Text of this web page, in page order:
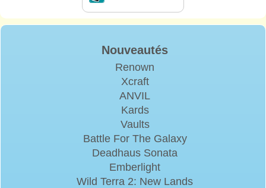
Nouveautés
Renown
Xcraft
ANVIL
Kards
Vaults
Battle For The Galaxy
Deadhaus Sonata
Emberlight
Wild Terra 2: New Lands